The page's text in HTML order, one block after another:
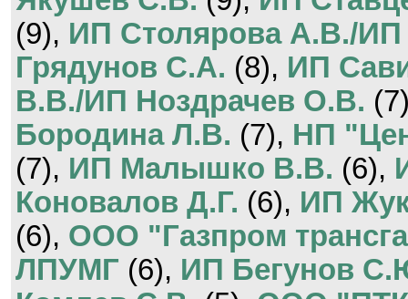
(9), ИП Столярова А.В./
Грядунов С.А. (8), ИП
В.В./ИП Ноздрачев О.В.
Бородина Л.В. (7), НП
(7), ИП Малышко В.В. (6),
Коновалов Д.Г. (6), ИП
(6), ООО "Газпром
ЛПУМГ (6), ИП Бегунов